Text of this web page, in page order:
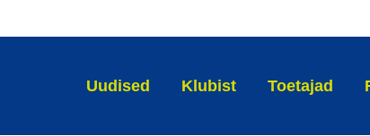
Uudised Klubist Toetajad